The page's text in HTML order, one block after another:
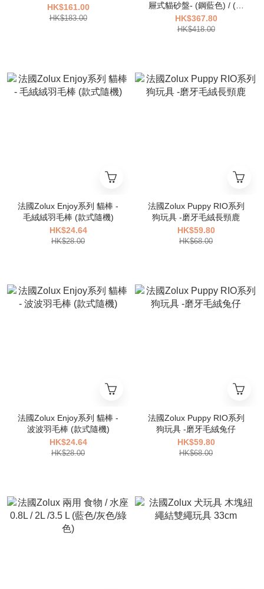
HK$161.00
HK$183.00
屜式貓砂盤- (鋼藍色) / (灰
色)
HK$367.80
HK$418.00
法國Zolux Enjoy系列 貓棒 -
毛絨絨羽毛棒 (款式隨機)
HK$24.64
HK$28.00
法國Zolux Puppy RIO系列
狗玩具 -磨牙毛絨長頸鹿
HK$59.80
HK$68.00
法國Zolux Enjoy系列 貓棒 -
波波羽毛棒 (款式隨機)
HK$24.64
HK$28.00
法國Zolux Puppy RIO系列
狗玩具 -磨牙毛絨兔仔
HK$59.80
HK$68.00